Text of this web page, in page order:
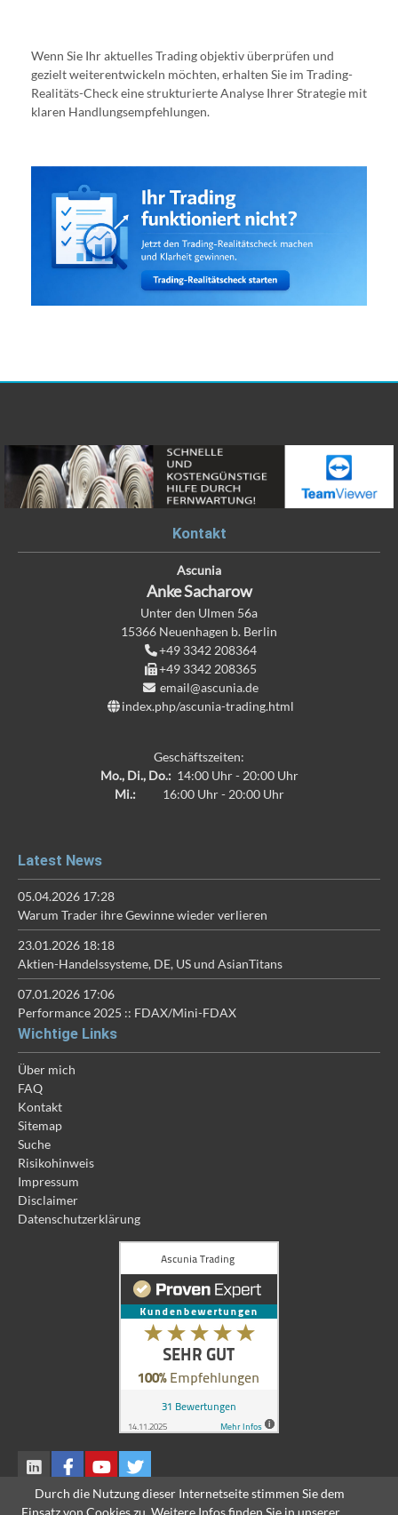
Wenn Sie Ihr aktuelles Trading objektiv überprüfen und
gezielt weiterentwickeln möchten, erhalten Sie im Trading-
Realitäts-Check eine strukturierte Analyse Ihrer Strategie mit
klaren Handlungsempfehlungen.
Kontakt
Ascunia
AnkeSacharow
Unter den Ulmen 56a
15366 Neuenhagen b. Berlin
+49 3342 208364
+49 3342 208365
email@ascunia.de
index.php/ascunia-trading.html
Geschäftszeiten:
Mo., Di., Do.:14:00 Uhr - 20:00 Uhr
Mi.:
16:00 Uhr - 20:00 Uhr
Latest News
05.04.2026 17:28
Warum Trader ihre Gewinne wieder verlieren
23.01.2026 18:18
Aktien-Handelssysteme, DE, US und AsianTitans
07.01.2026 17:06
Performance 2025 :: FDAX/Mini-FDAX
Wichtige Links
Über mich
FAQ
Kontakt
Sitemap
Suche
Risikohinweis
Impressum
Disclaimer
Datenschutzerklärung
Durch die Nutzung dieser Internetseite stimmen Sie dem
Einsatz von Cookies zu. Weitere Infos finden Sie in unserer